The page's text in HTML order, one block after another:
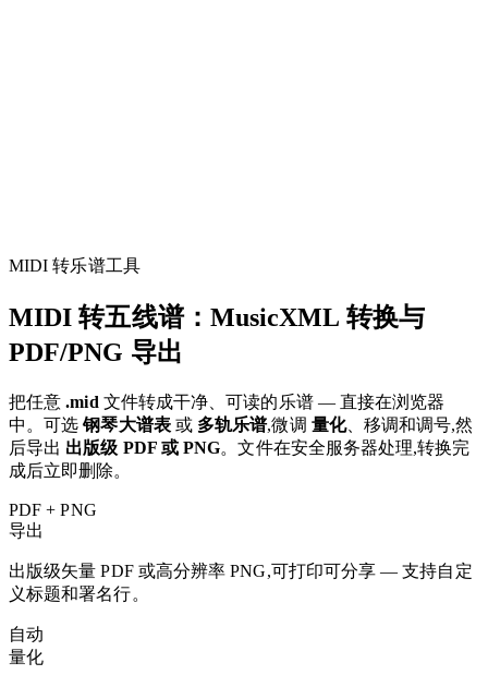
MIDI 转乐谱工具
MIDI 转五线谱：MusicXML 转换与
PDF/PNG 导出
把任意.mid 文件转成干净、可读的乐谱 — 直接在浏览器
中。可选钢琴大谱表或 多轨乐谱,微调 量化、移调和调号,然
后导出 出版级 PDF 或 PNG。文件在安全服务器处理,转换完
成后立即删除。
PDF + PNG
导出
出版级矢量 PDF 或高分辨率 PNG,可打印可分享 — 支持自定
义标题和署名行。
自动
量化